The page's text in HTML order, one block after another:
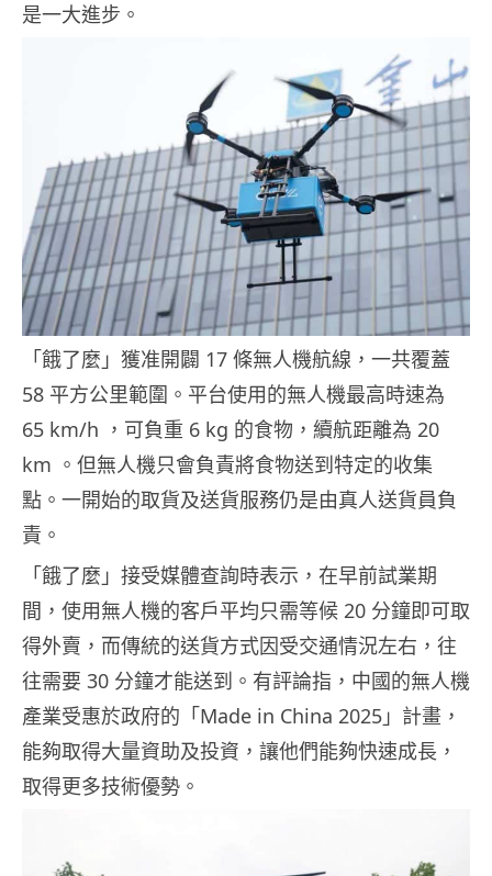
是一大進步。
「餓了麼」獲准開闢 17 條無人機航線，一共覆蓋
58 平方公里範圍。平台使用的無人機最高時速為
65 km/h ，可負重 6 kg 的食物，續航距離為 20
km 。但無人機只會負責將食物送到特定的收集
點。一開始的取貨及送貨服務仍是由真人送貨員負
責。
「餓了麼」接受媒體查詢時表示，在早前試業期
間，使用無人機的客戶平均只需等候 20 分鐘即可取
得外賣，而傳統的送貨方式因受交通情況左右，往
往需要 30 分鐘才能送到。有評論指，中國的無人機
產業受惠於政府的「Made in China 2025」計畫，
能夠取得大量資助及投資，讓他們能夠快速成長，
取得更多技術優勢。